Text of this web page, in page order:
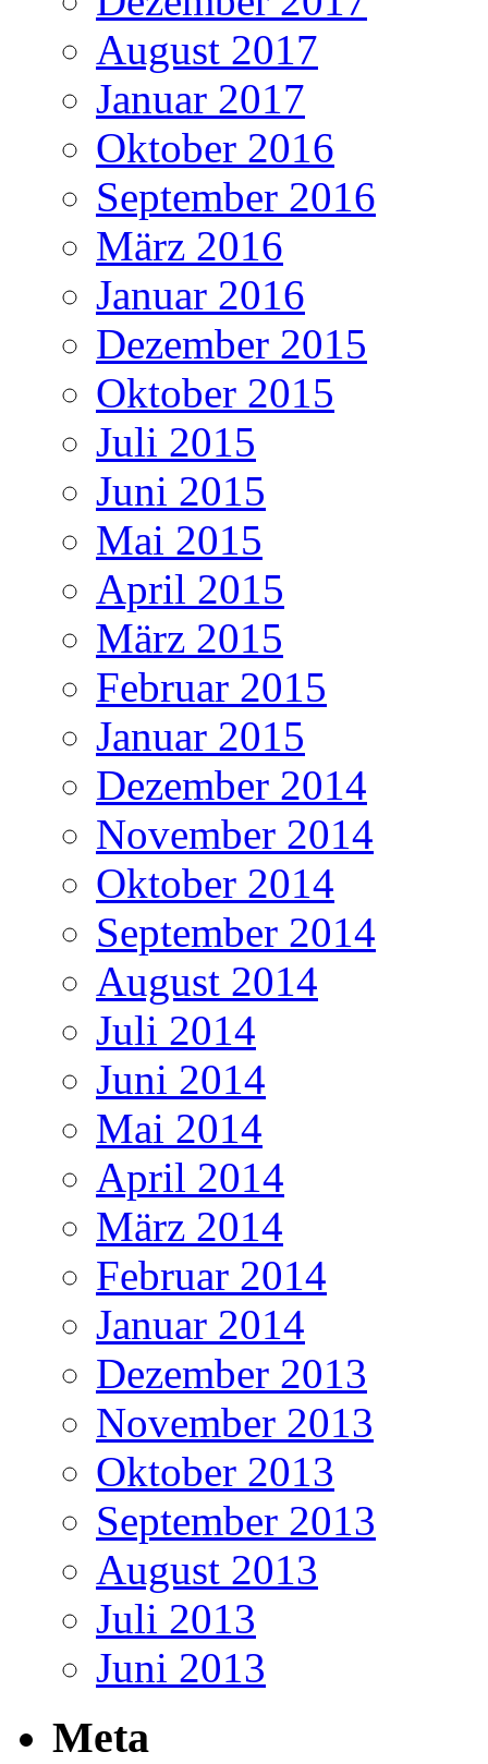
August 2017
Januar 2017
Oktober 2016
September 2016
März 2016
Januar 2016
Dezember 2015
Oktober 2015
Juli 2015
Juni 2015
Mai 2015
April 2015
März 2015
Februar 2015
Januar 2015
Dezember 2014
November 2014
Oktober 2014
September 2014
August 2014
Juli 2014
Juni 2014
Mai 2014
April 2014
März 2014
Februar 2014
Januar 2014
Dezember 2013
November 2013
Oktober 2013
September 2013
August 2013
Juli 2013
Juni 2013
Meta